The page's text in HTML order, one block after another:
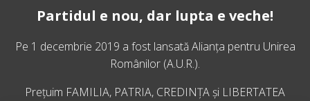
Partidul e nou, dar lupta e veche!
Pe 1 decembrie 2019 a fost lansatăAlianța pentru Unirea
Românilor (A.U.R.).
Prețuim FAMILIA, PATRIA, CREDINȚA și LIBERTATEA